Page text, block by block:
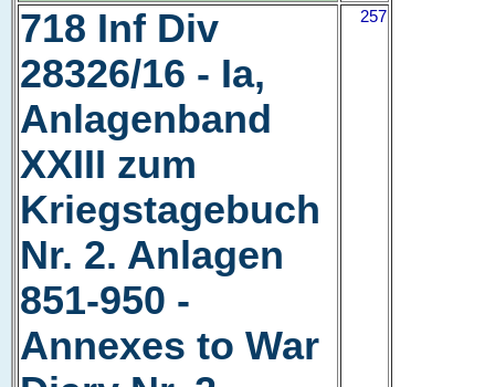
718 Inf Div
28326/16 - Ia,
Anlagenband
XXIII zum
Kriegstagebuch
Nr. 2. Anlagen
851-950 -
Annexes to War
257